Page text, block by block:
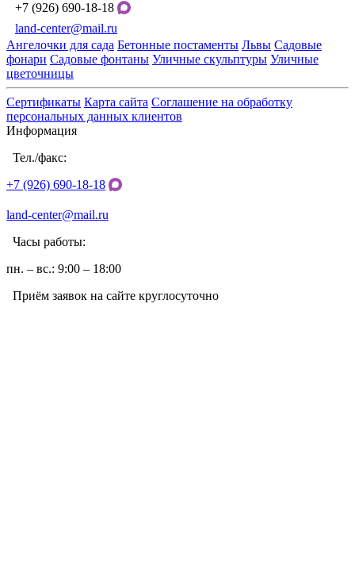
+7 (926) 690-18-18
land-center@mail.ru
Ангелочки для сада Бетонные постаменты Львы Садовые
фонари Садовые фонтаны Уличные скульптуры Уличные
цветочницы
Сертификаты Карта сайта Соглашение на обработку
персональных данных клиентов
Информация
Тел./факс:
+7 (926) 690-18-18
land-center@mail.ru
Часы работы:
пн. – вс.: 9:00 – 18:00
Приём заявок на сайте круглосуточно